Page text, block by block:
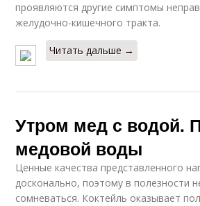
проявляются другие симптомы
желудочно-кишечного тракта.
Читать дальше →
Утром мед с водой.
медовой воды
Ценные качества представленного
досконально, поэтому в полезности
сомневаться. Коктейль оказывает